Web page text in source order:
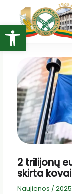
Open toolbar
turinio
2 trilijonų
skirta
Naujienos /